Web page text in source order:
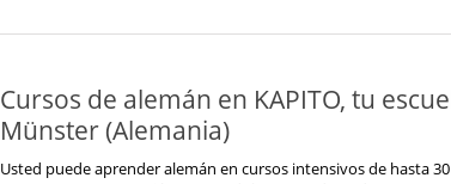
Cursos de alemán en KAPITO, tu
Münster (Alemania)
Usted puede aprender alemán en cursos intensivos de hasta